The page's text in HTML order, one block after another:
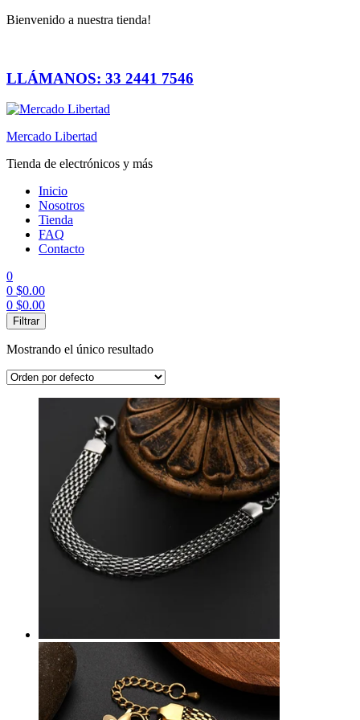
Bienvenido a nuestra tienda!
LLÁMANOS: 33 2441 7546
Mercado Libertad
Tienda de electrónicos y más
Inicio
Nosotros
Tienda
FAQ
Contacto
0
0 $0.00
0 $0.00
Menú
Filtrar
Mostrando el único resultado